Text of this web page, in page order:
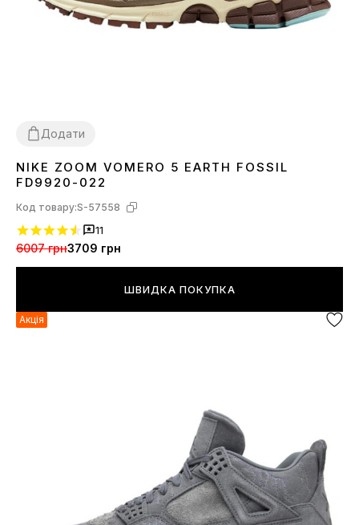
Додати
3637 3839404142434445
NIKE ZOOM VOMERO 5 EARTH FOSSIL
FD9920-022
Код товару:S-57558
11
6007 грн3709 грн
ШВИДКА ПОКУПКА
Акція